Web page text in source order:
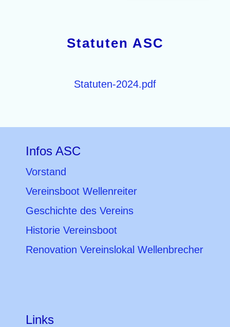
Statuten ASC
Statuten-2024.pdf
Infos ASC
Vorstand
Vereinsboot Wellenreiter
Geschichte des Vereins
Historie Vereinsboot
Renovation Vereinslokal Wellenbrecher
Links